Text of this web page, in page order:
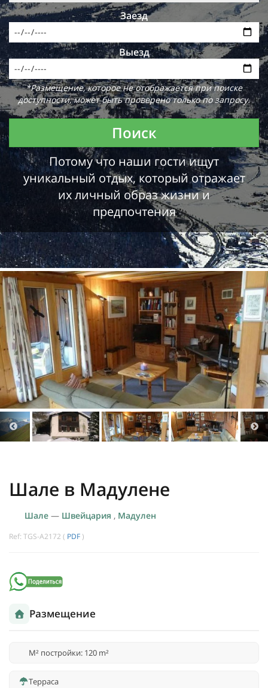
Заезд
Выезд
*Размещение, которое не отображается при поиске
доступности, может быть проверено только по запросу.
Поиск
Потому что наши гости ищут
уникальный отдых, который отражает
их личный образ жизни и
предпочтения
Шале в Мадулене
Шале — Швейцария , Мадулен
Ref: TGS-A2172 ( PDF )
Размещение
M² постройки: 120 m²
Терраса